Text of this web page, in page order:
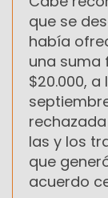
que se
había
una suma
$20.000,
las y los
que
acuerdo